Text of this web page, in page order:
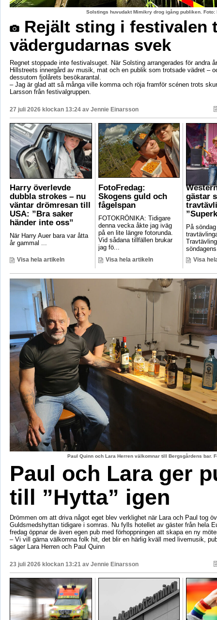
Solstings huvudakt Mimikry drog igång publiken.
Rejält sting i festivalen
vädergudarnas svek
Regnet stoppade inte festivalsuget. När Solsting arrangerades för andra
Hillstreets innergård av musik, mat och en publik som trotsade vädret –
dessutom fjolårets besökarantal.
– Jag är glad att så många ville komma och röja framför scénen trots
Larsson från festivalgruppen.
27 juli 2026 klockan 13:24 av Jennie Einarsson
Harry överlevde
dubbla strokes – nu
väntar drömresan till
USA: ”Bra saker
händer inte oss”
När Harry Auer bara var åtta
år gammal ...
Visa hela artikeln
FotoFredag:
Skogens guld och
fågelspan
FOTOKRÖNIKA: Tidigare
denna vecka åkte jag iväg
på en lite längre fotorunda.
Vid sådana tillfällen brukar
jag fö...
Visa hela artikeln
gästar
På
Visa
Paul Quinn och Lara Herren välkomnar till Bergsgårdens bar.
Paul och Lara ger
till ”Hytta” igen
Drömmen om att driva något eget blev verklighet när Lara och Paul tog
Guldsmedshyttan tidigare i somras. Nu fylls hotellet av gäster från hela
fredag öppnar de även egen pub med förhoppningen att skapa en ny
– Vi vill gärna välkomna folk hit, det blir en härlig kväll med livemusik,
säger Lara Herren och Paul Quinn
23 juli 2026 klockan 13:21 av Jennie Einarsson